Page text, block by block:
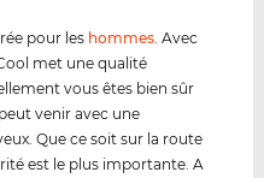
pour les hommes . Avec
met une qualité
vous êtes bien sûr
venir avec une
Que ce soit sur la route
est le plus importante. A